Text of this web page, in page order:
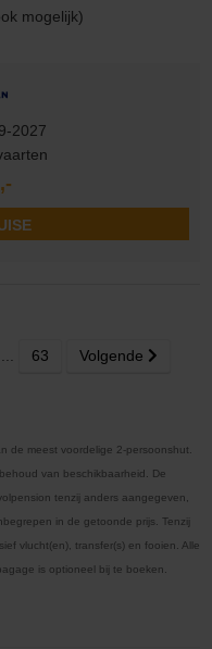
mogelijk)
2027
... 63 Volgende
de meest voordelige 2-persoonshut.
van beschikbaarheid. De
tenzij anders aangegeven,
in de getoonde prijs. Tenzij
vlucht(en), transfer(s) en fooien. Alle
is optioneel bij te boeken.